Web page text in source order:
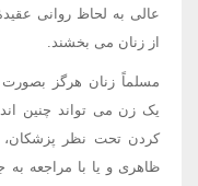
عالی به لحاظ روانی
از زنان می بخشند.
مسلماً زنان هرگز
یک زن می تواند چنین
کردن تحت نظر پزشکان،
ظاهری و یا با مراجعه به